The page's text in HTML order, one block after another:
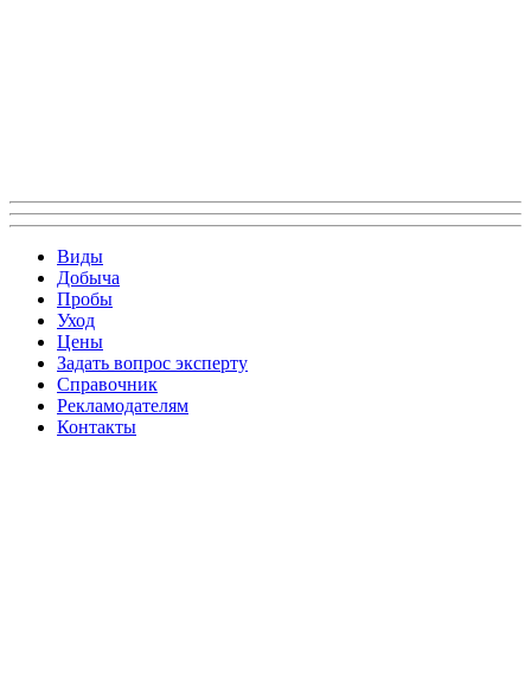
Виды
Добыча
Пробы
Уход
Цены
Задать вопрос эксперту
Справочник
Рекламодателям
Контакты